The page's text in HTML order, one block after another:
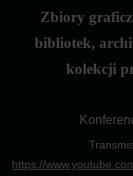
Zbiory
bibliotek,
kolekcji
https://